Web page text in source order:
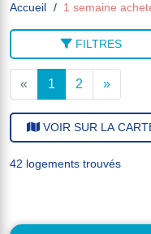
Accueil 1 semaine
FILTRES
« 1 2 »
VOIR SUR LA
42 logements trouvés